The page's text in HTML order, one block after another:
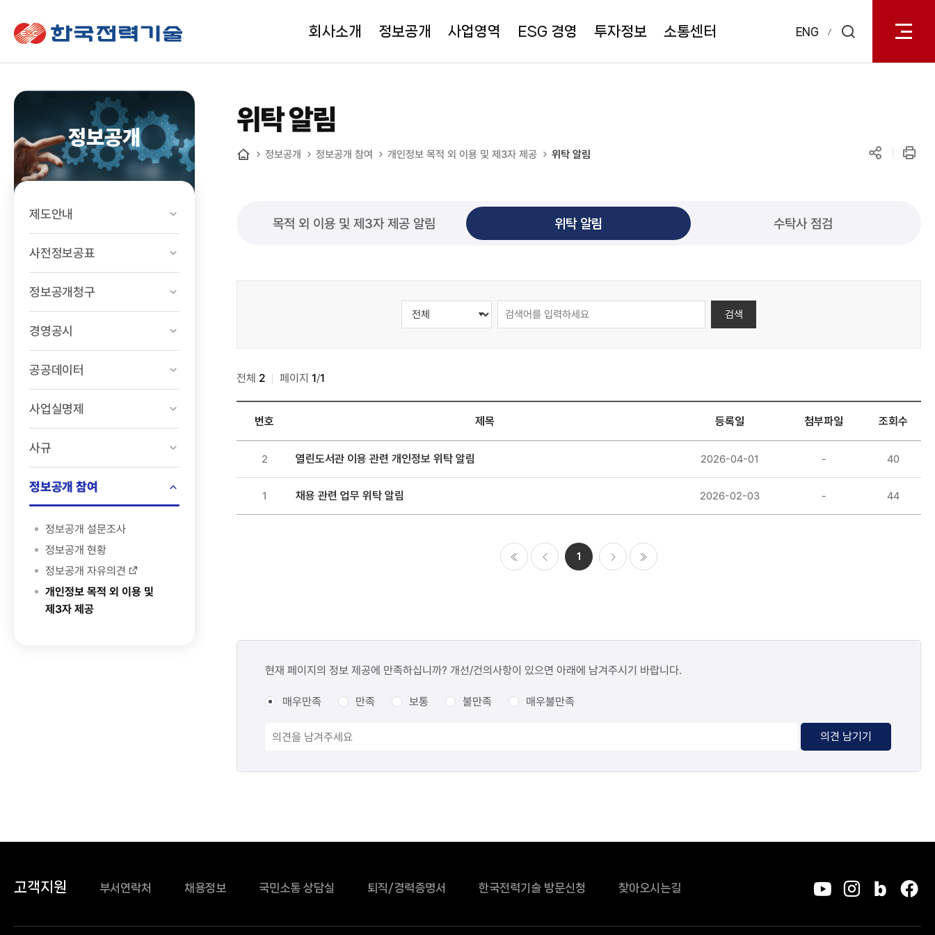
한국전력기술
회사소개 정보공개 사업영역 ESG 경영 투자정보 소통센터 ENG
열기
정보공개
제도안내
사전정보공표
정보공개청구
경영공시
공공데이터
사업실명제
사규
정보공개 참여
정보공개 설문조사
정보공개 현황
정보공개 자유의견
개인정보 목적 외 이용 및
제3자 제공
위탁 알림
정보공개 정보공개 참여 개인정보 목적 외 이용 및 제3자 제공 위탁 알림
목적 외 이용 및 제3자 제공 알림 위탁 알림 수탁사 점검
위탁
검색
검색
전체 2 페이지 1/1
위탁
,
번호 제목 등록일 첨부파일 조회수
2 열린도서관 이용 관련 개인정보 위탁 알림 2026-04-01 - 40
1 채용 관련 업무 위탁 알림 2026-02-03 - 44
1
만족도현재 페이지의 정보 제공에 만족하십니까? 개선/건의사항이 있으면 아래에 남겨주시기 바랍니다.
매우만족 만족 보통 불만족 매우불만족
의견 남기기
고객지원 부서연락처 채용정보 국민소통 상담실 퇴직/경력증명서 한국전력기술 방문신청 찾아오시는길